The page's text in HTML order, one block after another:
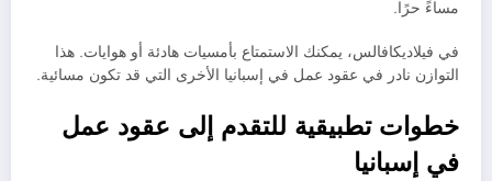
مساءً حرًا.
في فيلاديكافالس، يمكنك الاستمتاع بأمسيات هادئة أو هوايات. هذا
التوازن نادر في عقود عمل في إسبانيا الأخرى التي قد تكون مسائية.
خطوات تطبيقية للتقدم إلى عقود عمل
في إسبانيا